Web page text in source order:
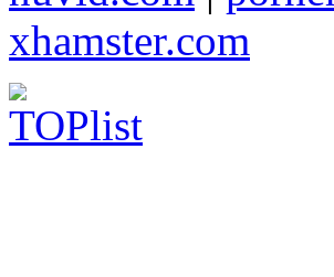
xhamster.com